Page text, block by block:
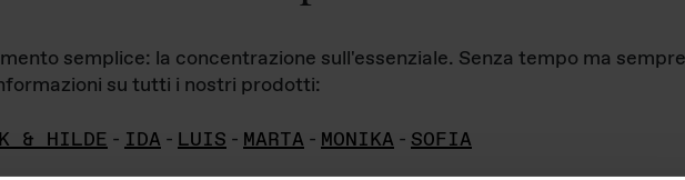
semplice: la concentrazione sull'essenziale. Senza tempo ma
su tutti i nostri prodotti:
& HILDE - IDA - LUIS - MARTA - MONIKA - SOFIA